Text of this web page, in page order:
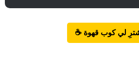
لي كوب قهوة ☕